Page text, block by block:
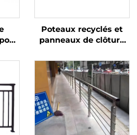
Poteaux recyclés et
panneaux de clôture
portail métallique
pour jardin écologique,
solution de clôture
durable